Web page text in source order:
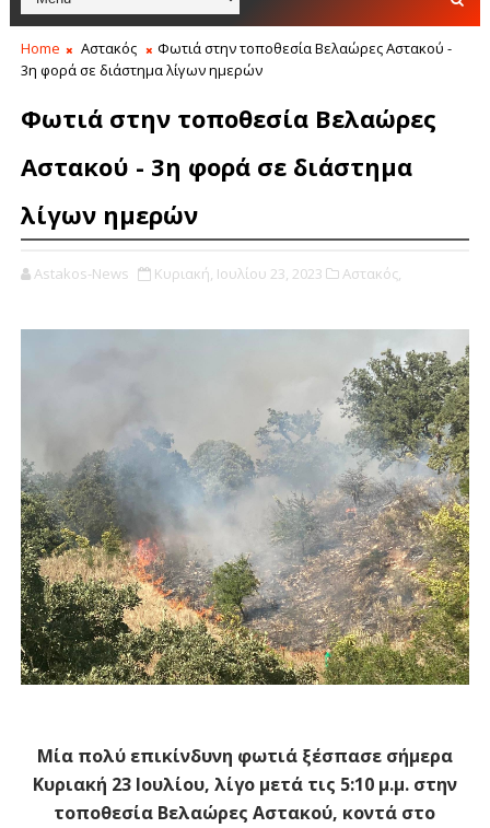
Home Αστακός
Φωτιά στην τοποθεσία Βελαώρες Αστακού -
3η φορά σε διάστημα λίγων ημερών
Φωτιά στην τοποθεσία Βελαώρες
Αστακού - 3η φορά σε διάστημα
λίγων ημερών
Astakos-News Κυριακή, Ιουλίου 23, 2023 Αστακός,
Μία πολύ επικίνδυνη φωτιά ξέσπασε σήμερα
Κυριακή 23 Ιουλίου, λίγο μετά τις 5:10 μ.μ. στην
τοποθεσία Βελαώρες Αστακού, κοντά στο